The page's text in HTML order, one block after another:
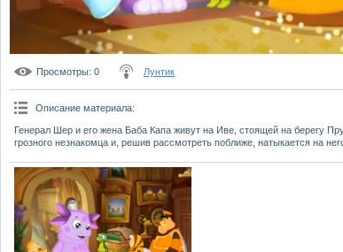
Просмотры: 0 Лунтик
Описание материала:
Генерал Шер и его жена Баба Капа живут на Иве, стоящей на берегу
грозного незнакомца и, решив рассмотреть поближе, натыкается на